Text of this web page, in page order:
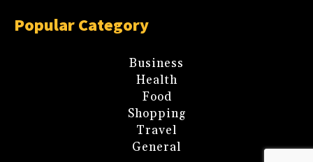
Popular Category
Business
Health
Food
Shopping
Travel
General